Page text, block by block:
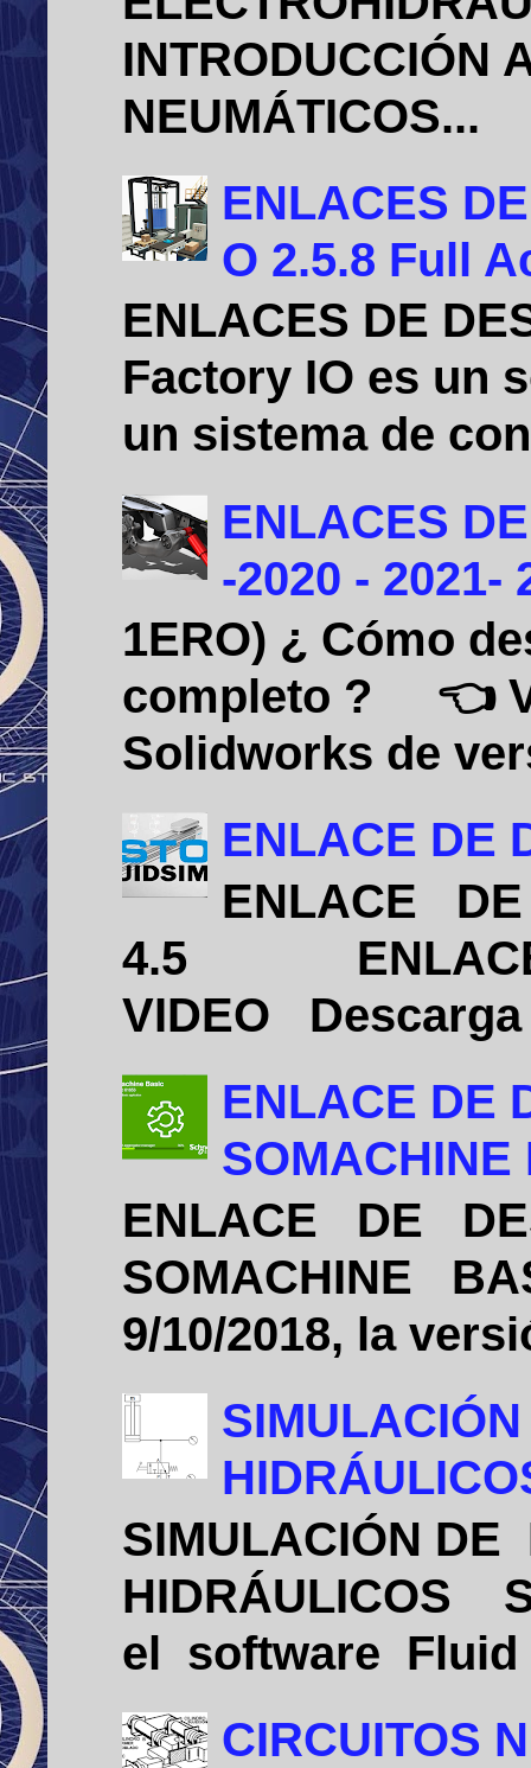
INTRODUCCIÓN
NEUMÁTICOS...
ENLACES
O 2.5.8 Full
ENLACES DE
Factory IO es un
un sistema de
ENLACES
-2020 - 2021-
1ERO) ¿ Cómo
completo ? 👈
Solidworks de
ENLACE DE
ENLACE
4.5 ENLACE
VIDEO
ENLACE DE
SOMACHINE
ENLACE DE
SOMACHINE
9/10/2018, la
SIMULACIÓN
HIDRÁULICOS
el software Fluid
CIRCUITOS